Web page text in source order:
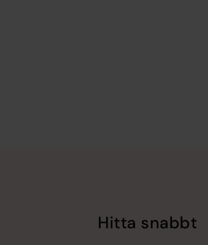
Hitta snabbt